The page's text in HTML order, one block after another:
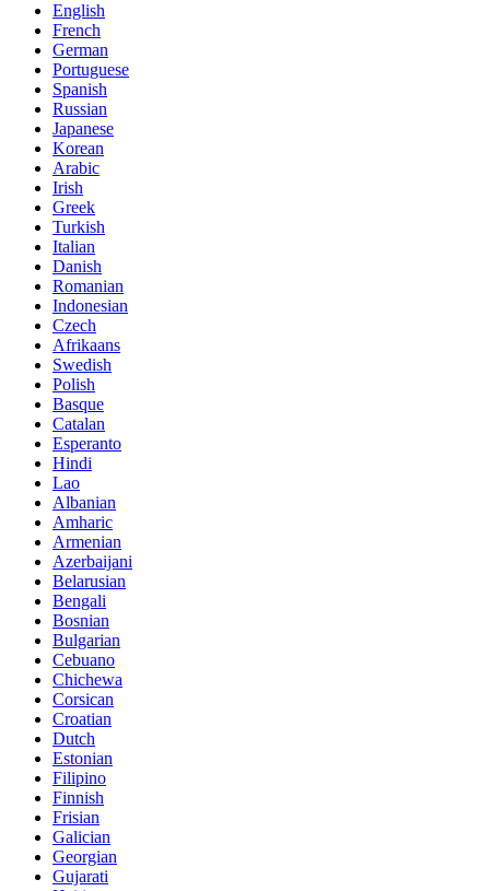
English
French
German
Portuguese
Spanish
Russian
Japanese
Korean
Arabic
Irish
Greek
Turkish
Italian
Danish
Romanian
Indonesian
Czech
Afrikaans
Swedish
Polish
Basque
Catalan
Esperanto
Hindi
Lao
Albanian
Amharic
Armenian
Azerbaijani
Belarusian
Bengali
Bosnian
Bulgarian
Cebuano
Chichewa
Corsican
Croatian
Dutch
Estonian
Filipino
Finnish
Frisian
Galician
Georgian
Gujarati